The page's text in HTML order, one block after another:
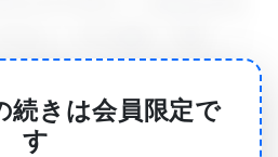
物質は、人体のあらゆると
体の中でもっとも重要なエ
同時に細胞膜の形成に不可
続きは会員限定で
す